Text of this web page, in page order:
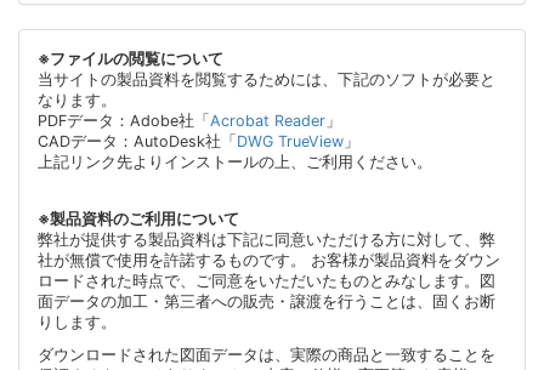
※ファイルの閲覧について
当サイトの製品資料を閲覧するためには、下記のソフトが必要と
なります。
PDFデータ：Adobe社「 Acrobat Reader 」
CADデータ：AutoDesk社「 DWG TrueView 」
上記リンク先よりインストールの上、ご利用ください。
※製品資料のご利用について
弊社が提供する製品資料は下記に同意いただける方に対して、弊
社が無償で使用を許諾するものです。 お客様が製品資料をダウン
ロードされた時点で、ご同意をいただいたものとみなします。図
面データの加工・第三者への販売・譲渡を行うことは、固くお断
りします。
ダウンロードされた図面データは、実際の商品と一致することを